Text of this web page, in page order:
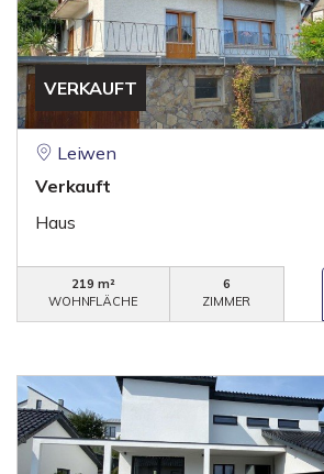
VERKAUFT
Leiwen
Verkauft
Haus
219 m²
WOHNFLÄCHE
6
ZIMMER